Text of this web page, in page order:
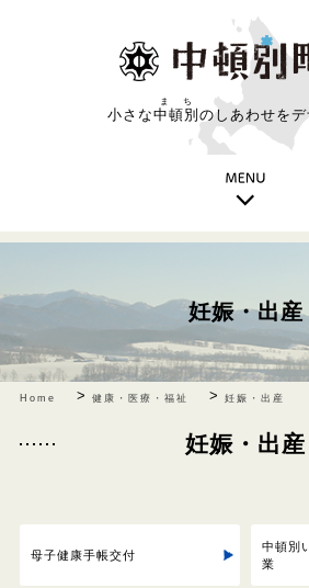
小さな中頓別
まち
のしあわせを
妊娠・出産
Home > 健康・医療・福祉 > 妊娠・出産
妊娠・出産
母子健康手帳交付
中頓別
業